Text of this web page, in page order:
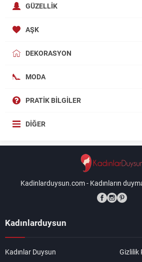
GÜZELLIK
AŞK
DEKORASYON
MODA
PRATIK BILGILER
DIĞER
Kadinlarduysun.com - Kadınların
Kadınlarduysun
Kadınlar Duysun Gizlilik